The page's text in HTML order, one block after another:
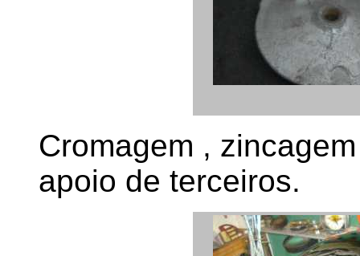
Cromagem ,
apoio de terceiros.